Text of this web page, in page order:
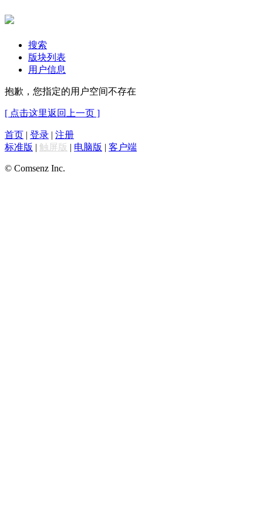
搜索
版块列表
用户信息
抱歉，您指定的用户空间不存在
[ 点击这里返回上一页 ]
首页 | 登录 | 注册
标准版 | 触屏版 | 电脑版 | 客户端
© Comsenz Inc.